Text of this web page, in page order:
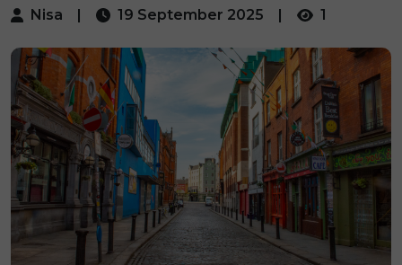
Nisa | 19 September 2025 | 1